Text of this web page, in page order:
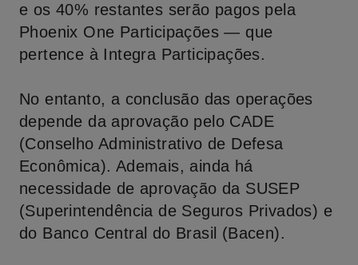
e os 40% restantes serão pagos pela
Phoenix One Participações — que
pertence à Integra Participações.
No entanto, a conclusão das operações
depende da aprovação pelo CADE
(Conselho Administrativo de Defesa
Econômica). Ademais, ainda há
necessidade de aprovação da SUSEP
(Superintendência de Seguros Privados) e
do Banco Central do Brasil (Bacen).